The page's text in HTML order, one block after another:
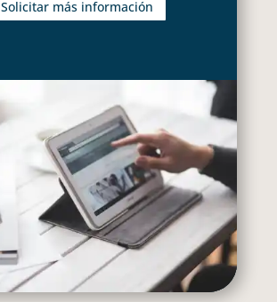
Solicitar más información